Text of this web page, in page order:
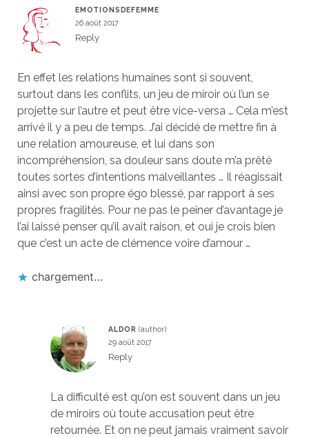
EMOTIONSDEFEMME
26 août 2017
Reply
En effet les relations humaines sont si souvent,
surtout dans les conflits, un jeu de miroir où l’un se
projette sur l’autre et peut être vice-versa … Cela m’est
arrivé il y a peu de temps. J’ai décidé de mettre fin à
une relation amoureuse, et lui dans son
incompréhension, sa douleur sans doute m’a prêté
toutes sortes d’intentions malveillantes … Il réagissait
ainsi avec son propre égo blessé, par rapport à ses
propres fragilités. Pour ne pas le peiner d’avantage je
l’ai laissé penser qu’il avait raison, et oui je crois bien
que c’est un acte de clémence voire d’amour …
chargement…
ALDOR
29 août 2017
Reply
La difficulté est qu’on est souvent dans un jeu
de miroirs où toute accusation peut être
retournée. Et on ne peut jamais vraiment savoir